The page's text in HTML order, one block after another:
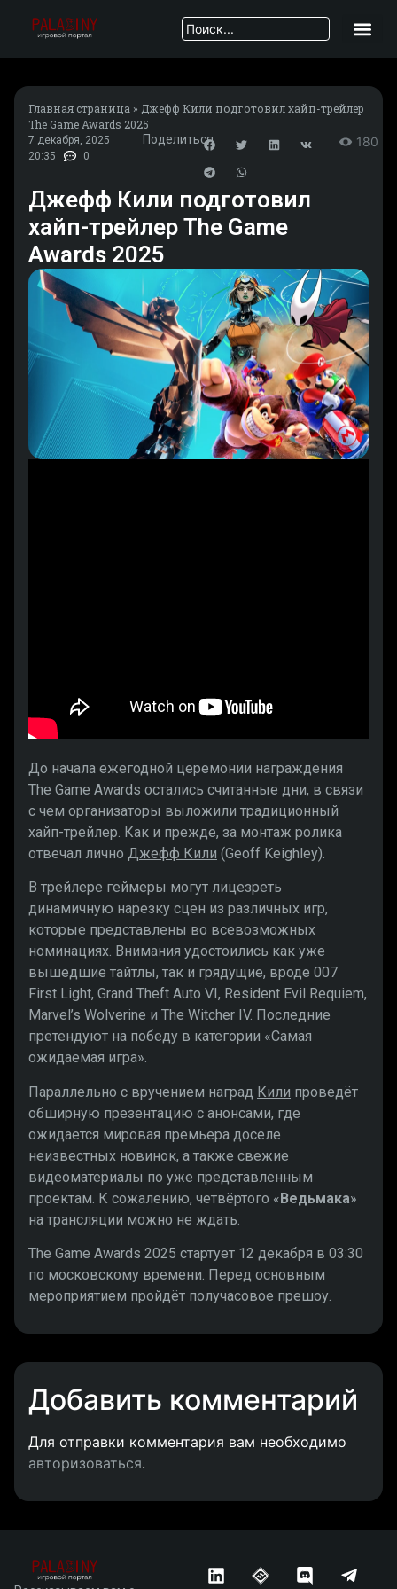
Главная страница » Джефф Кили подготовил хайп-трейлер
The Game Awards 2025
7 декабря, 2025
20:35
0
Поделиться 180
Джефф Кили подготовил
хайп-трейлер The Game
Awards 2025
До начала ежегодной церемонии награждения
The Game Awards остались считанные дни, в связи
с чем организаторы выложили традиционный
хайп-трейлер. Как и прежде, за монтаж ролика
отвечал лично Джефф Кили (Geoff Keighley).
В трейлере геймеры могут лицезреть
динамичную нарезку сцен из различных игр,
которые представлены во всевозможных
номинациях. Внимания удостоились как уже
вышедшие тайтлы, так и грядущие, вроде 007
First Light, Grand Theft Auto VI, Resident Evil Requiem,
Marvel’s Wolverine и The Witcher IV. Последние
претендуют на победу в категории «Самая
ожидаемая игра».
Параллельно с вручением наград Кили проведёт
обширную презентацию с анонсами, где
ожидается мировая премьера доселе
неизвестных новинок, а также свежие
видеоматериалы по уже представленным
проектам. К сожалению, четвёртого «Ведьмака»
на трансляции можно не ждать.
The Game Awards 2025 стартует 12 декабря в 03:30
по московскому времени. Перед основным
мероприятием пройдёт получасовое прешоу.
Добавить комментарий
Для отправки комментария вам необходимо
авторизоваться.